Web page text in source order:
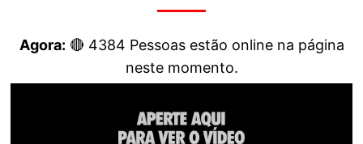
Agora: 🔴 4384 Pessoas estão online na página
neste momento.